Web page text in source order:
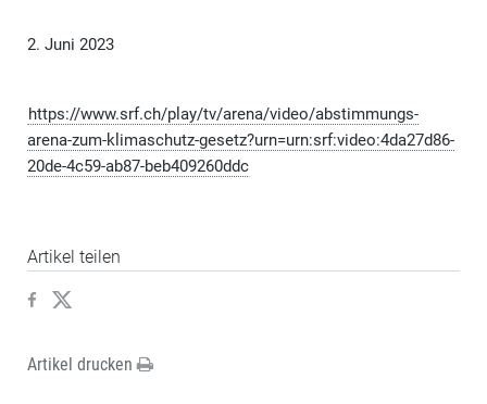
2. Juni 2023
https://www.srf.ch/play/tv/arena/video/abstimmungs-
arena-zum-klimaschutz-gesetz?urn=urn:srf:video:4da27d86-
20de-4c59-ab87-beb409260ddc
Artikel teilen
Artikel drucken